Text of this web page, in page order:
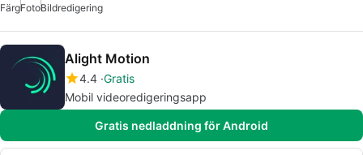
FärgFotoBildredigering
Alight Motion
4.4 Gratis
Mobil videoredigeringsapp
Gratis nedladdning för Android